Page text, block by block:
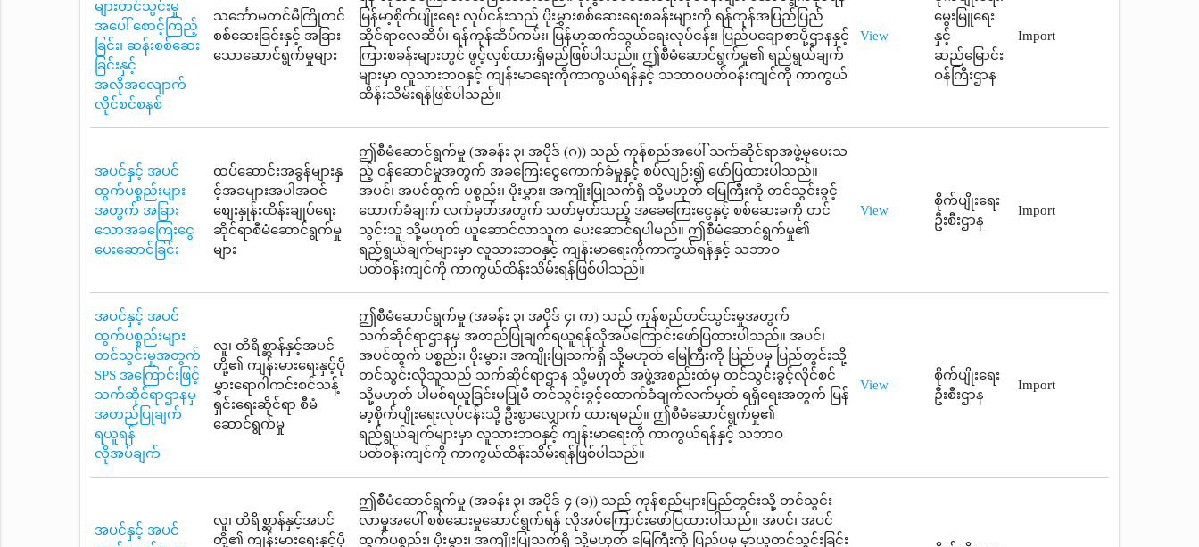
များတင်သွင်းမှု
အပေါ် စောင့်ကြည့်
ခြင်း၊ ဆန်းစစ်ဆေး
ခြင်းနှင့်
အလိုအလျောက်
လိုင်စင်စနစ်
သင်္ဘောမတင်မီကြိုတင်
စစ်ဆေးခြင်းနှင့် အခြား
သောဆောင်ရွက်မှုများ
မြန်မာ့စိုက်ပျိုးရေး လုပ်ငန်းသည် ပိုးမွှားစစ်ဆေးရေးစခန်းများကို ရန်ကုန်အပြည်ပြည်
ဆိုင်ရာလေဆိပ်၊ ရန်ကုန်ဆိပ်ကမ်း၊ မြန်မာ့ဆက်သွယ်ရေးလုပ်ငန်း၊ ပြည်ပချောစာပို့ဌာနနှင့်
ကြားစခန်းများတွင် ဖွင့်လှစ်ထားရှိမည်ဖြစ်ပါသည်။ ဤစီမံဆောင်ရွက်မှု၏ ရည်ရွယ်ချက်
များမှာ လူသားဘဝနှင့် ကျန်းမာရေးကိုကာကွယ်ရန်နှင့် သဘာဝပတ်ဝန်းကျင်ကို ကာကွယ်
ထိန်းသိမ်းရန်ဖြစ်ပါသည်။
View
မွေးမြူရေး
နှင့်
ဆည်မြောင်း
ဝန်ကြီးဌာန
Import
အပင်နှင့် အပင်
ထွက်ပစ္စည်းများ
အတွက် အခြား
သောအခကြေးငွေ
ပေးဆောင်ခြင်း
ထပ်ဆောင်းအခွန်များနှ
င့်အခများအပါအဝင်
စျေးနှုန်းထိန်းချုပ်ရေး
ဆိုင်ရာစီမံဆောင်ရွက်မှု
များ
ဤစီမံဆောင်ရွက်မှု (အခန်း ၃၊ အပိုဒ် (ဂ)) သည် ကုန်စည်အပေါ် သက်ဆိုင်ရာအဖွဲ့မှပေးသ
ည့် ဝန်ဆောင်မှုအတွက် အခကြေးငွေကောက်ခံမှုနှင့် စပ်လျဉ်း၍ ဖော်ပြထားပါသည်။
အပင်၊ အပင်ထွက် ပစ္စည်း၊ ပိုးမွှား၊ အကျိုးပြုသက်ရှိ သို့မဟုတ် မြေကြီးကို တင်သွင်းခွင့်
ထောက်ခံချက် လက်မှတ်အတွက် သတ်မှတ်သည့် အခေကြေးငွေနှင့် စစ်ဆေးခကို တင်
သွင်းသူ သို့မဟုတ် ယူဆောင်လာသူက ပေးဆောင်ရပါမည်။ ဤစီမံဆောင်ရွက်မှု၏
ရည်ရွယ်ချက်များမှာ လူသားဘဝနှင့် ကျန်းမာရေးကိုကာကွယ်ရန်နှင့် သဘာဝ
ပတ်ဝန်းကျင်ကို ကာကွယ်ထိန်းသိမ်းရန်ဖြစ်ပါသည်။
View
စိုက်ပျိုးရေး
ဦးစီးဌာန
Import
အပင်နှင့် အပင်
ထွက်ပစ္စည်းများ
တင်သွင်းမှုအတွက်
SPS အကြောင်းဖြင့်
သက်ဆိုင်ရာဌာနမှ
အတည်ပြုချက်
ရယူရန်
လိုအပ်ချက်
လူ၊ တိရိစ္ဆာန်နှင့်အပင်
တို့၏ ကျန်းမားရေးနှင့်ပို
မွှားရောဂါကင်းစင်သန့်
ရှင်းရေးဆိုင်ရာ စီမံ
ဆောင်ရွက်မှု
ဤစီမံဆောင်ရွက်မှု (အခန်း ၃၊ အပိုဒ် ၄၊ က) သည် ကုန်စည်တင်သွင်းမှုအတွက်
သက်ဆိုင်ရာဌာနမှ အတည်ပြုချက်ရယူရန်လိုအပ်ကြောင်းဖော်ပြထားပါသည်။ အပင်၊
အပင်ထွက် ပစ္စည်း၊ ပိုးမွှား၊ အကျိုးပြုသက်ရှိ သို့မဟုတ် မြေကြီးကို ပြည်ပမှ ပြည်တွင်းသို့
တင်သွင်းလိုသူသည် သက်ဆိုင်ရာဌာန သို့မဟုတ် အဖွဲ့အစည်းထံမှ တင်သွင်းခွင့်လိုင်စင်
သို့မဟုတ် ပါမစ်ရယူခြင်းမပြုမီ တင်သွင်းခွင့်ထောက်ခံချက်လက်မှတ် ရရှိရေးအတွက် မြန်
မာ့စိုက်ပျိုးရေးလုပ်ငန်းသို့ ဦးစွာလျှောက် ထားရမည်။ ဤစီမံဆောင်ရွက်မှု၏
ရည်ရွယ်ချက်များမှာ လူသားဘဝနှင့် ကျန်းမာရေးကို ကာကွယ်ရန်နှင့် သဘာဝ
ပတ်ဝန်းကျင်ကို ကာကွယ်ထိန်းသိမ်းရန်ဖြစ်ပါသည်။
View
စိုက်ပျိုးရေး
ဦးစီးဌာန
Import
အပင်နှင့် အပင်
လူ၊ တိရိစ္ဆာန်နှင့်အပင်
တို့၏ ကျန်းမားရေးနှင့်ပို
ဤစီမံဆောင်ရွက်မှု (အခန်း ၃၊ အပိုဒ် ၄ (ခ)) သည် ကုန်စည်များပြည်တွင်းသို့ တင်သွင်း
လာမှုအပေါ် စစ်ဆေးမှုဆောင်ရွက်ရန် လိုအပ်ကြောင်းဖော်ပြထားပါသည်။ အပင်၊ အပင်
ထွက်ပစ္စည်း၊ ပိုးမွှား၊ အကျိုးပြုသက်ရှိ သို့မဟုတ် မြေကြီးကို ပြည်ပမှ မှာယူတင်သွင်းခြင်း